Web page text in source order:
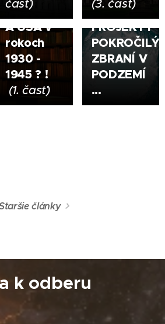
časť)
(3. časť)
NACISTAMI
A USA v
rokoch
1930 -
1945 ? !
(1. časť)
-
PROJEKTY
ZBRANÍ V
PODZEMÍ
...
články
k odberu